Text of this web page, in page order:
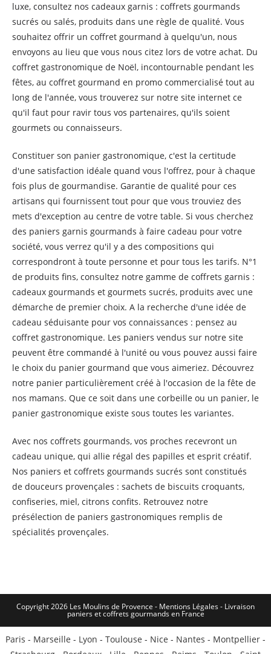
luxe, consultez nos cadeaux garnis : coffrets gourmands
sucrés ou salés, produits dans une règle de qualité. Vous
souhaitez offrir un coffret gourmand à quelqu'un, nous
envoyons au lieu que vous nous citez lors de votre achat. Du
coffret gastronomique de Noël, incontournable pendant les
fêtes, au coffret gourmand en promo commercialisé tout au
long de l'année, vous trouverez sur notre site internet ce
qu'il faut pour ravir tous vos partenaires, qu'ils soient
gourmets ou connaisseurs.
Constituer son panier gastronomique, c'est la certitude
d'une satisfaction idéale quand vous l'offrez, pour à chaque
fois plus de gourmandise. Garantie de qualité pour ces
artisans qui fournissent tout pour que vous trouviez des
mets d'exception au centre de votre table. Si vous cherchez
des paniers garnis gourmands à faire cadeau pour votre
société, vous verrez qu'il y a des compositions qui
correspondront à toute personne et pour tous les tarifs. N°1
de produits fins, consultez notre gamme de coffrets garnis :
cadeaux gourmands et gourmets sucrés, produits avec une
démarche de premier choix. A la recherche d'une idée de
cadeau séduisante pour vos connaissances : pensez au
coffret gastronomique. Les paniers vendus sur notre site
peuvent être commandé à l'unité ou vous pouvez aussi faire
le choix du panier gourmand que vous aimeriez. Découvrez
notre panier particulièrement créé à l'occasion de la fête de
nos mamans. Que ce soit dans une corbeille ou un panier, le
panier gastronomique existe sous toutes les variantes.
Avec nos coffrets gourmands, vos proches recevront un
cadeau unique, qui allie régal des papilles et esprit créatif.
Nos paniers et coffrets gourmands sucrés sont constitués
de douceurs provençales : sachets de biscuits croquants,
confiseries, miel, citrons confits. Retrouvez notre
présélection de paniers gastronomiques remplis de
spécialités provençales.
Copyright 2026 Les Moulins de Provence - Mentions Légales - Livraison
paniers et coffrets gourmands en France
Paris - Marseille - Lyon - Toulouse - Nice - Nantes - Montpellier -